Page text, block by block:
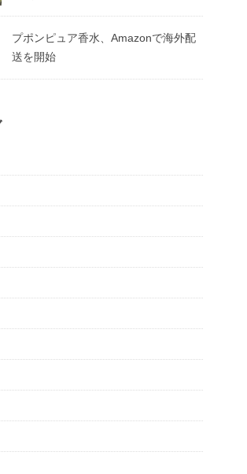
プポンピュア香水、Amazonで海外配
送を開始